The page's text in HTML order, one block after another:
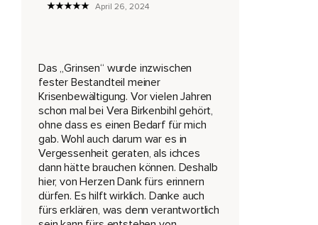
Atemfrequenz geht hoch,
Es nicht mehr auszuhalten.
Was nun tun,
Wenn wir uns nicht mehr limitieren wollen,
Wenn wir nicht mehr aufgrund dieser Angst raus aus diesen
Situationen gehen wollen?
Die Methode ist so unglaublich einfach und dennoch
grandios wirkungsvoll.
Es gibt nämlich etwas,
April 26, 2024
Das „Grinsen“ wurde inzwischen
fester Bestandteil meiner
Krisenbewältigung. Vor vielen Jahren
schon mal bei Vera Birkenbihl gehört,
ohne dass es einen Bedarf für mich
gab. Wohl auch darum war es in
Vergessenheit geraten, als ichces
dann hätte brauchen können. Deshalb
hier, von Herzen Dank fürs erinnern
dürfen. Es hilft wirklich. Danke auch
fürs erklären, was denn verantwortlich